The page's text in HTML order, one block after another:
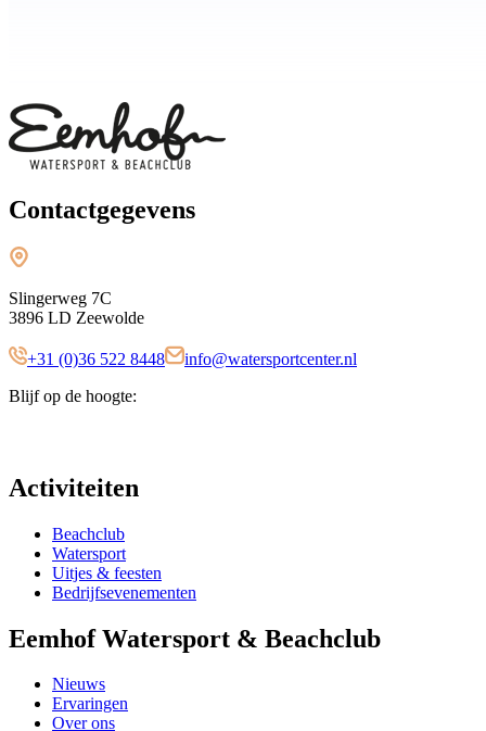
Contactgegevens
Slingerweg 7C
3896 LD Zeewolde
+31 (0)36 522 8448
info@watersportcenter.nl
Blijf op de hoogte:
Activiteiten
Beachclub
Watersport
Uitjes & feesten
Bedrijfsevenementen
Eemhof Watersport & Beachclub
Nieuws
Ervaringen
Over ons